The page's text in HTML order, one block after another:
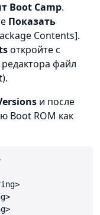
Boot Camp.
Показать
Contents].
откройте с
файл
и после
Boot ROM как